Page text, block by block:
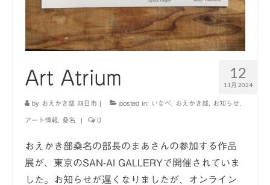
12
11月 2024
Art Atrium
by おえかき部 四日市 | posted in: いなべ おえかき部 お知らせ
アート情報 桑名 | 0
おえかき部桑名の部長のまあさんの参加する作品
展が、東京のSAN-AI GALLERYで開催されていま
した。お知らせが遅くなりましたが、オンライン